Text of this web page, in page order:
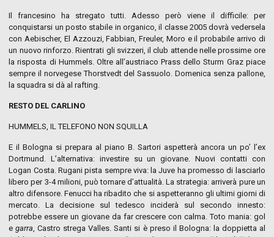
Il francesino ha stregato tutti. Adesso però viene il difficile: per
conquistarsi un posto stabile in organico, il classe 2005 dovrà vedersela
con Aebischer, El Azzouzi, Fabbian, Freuler, Moro e il probabile arrivo di
un nuovo rinforzo. Rientrati gli svizzeri, il club attende nelle prossime ore
la risposta di Hummels. Oltre all’austriaco Prass dello Sturm Graz piace
sempre il norvegese Thorstvedt del Sassuolo. Domenica senza pallone,
la squadra si dà al rafting.
RESTO DEL CARLINO
HUMMELS, IL TELEFONO NON SQUILLA
E il Bologna si prepara al piano B. Sartori aspetterà ancora un po’ l’ex
Dortmund. L’alternativa: investire su un giovane. Nuovi contatti con
Logan Costa. Rugani pista sempre viva: la Juve ha promesso di lasciarlo
libero per 3-4 milioni, può tornare d’attualità. La strategia: arriverà pure un
altro difensore. Fenucci ha ribadito che si aspetteranno gli ultimi giorni di
mercato. La decisione sul tedesco inciderà sul secondo innesto:
potrebbe essere un giovane da far crescere con calma. Toto mania: gol
egarra , Castro strega Valles. Santi si è preso il Bologna: la doppietta al